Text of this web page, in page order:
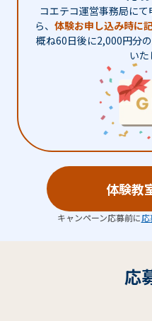
コエテコ運営事務局に
ら、 体験お申し込み時に
概ね60日後に2,000円分
いた
体験教
キャンペーン応募前に
応